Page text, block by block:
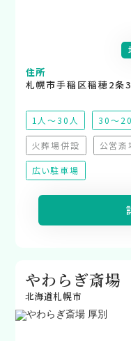
住所
札幌市手稲区稲穂2条
1人～30人 30～
火葬場併設
（非対応）
公営斎
広い駐車場
やわらぎ斎
北海道札幌市